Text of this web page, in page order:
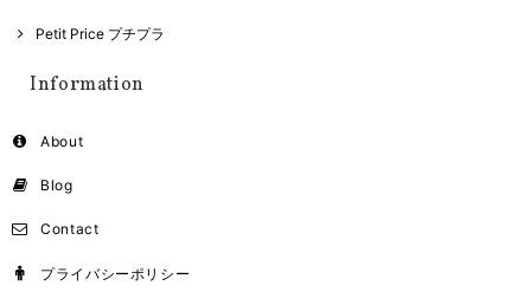
Petit Price プチプラ
Information
About
Blog
Contact
プライバシーポリシー